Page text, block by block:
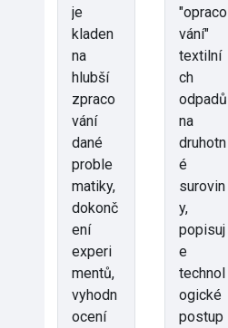
je
kladen
na
hlubší
zpraco
vání
dané
proble
matiky,
dokonč
ení
experi
mentů,
vyhodn
ocení
"opraco
vání"
textilní
ch
odpadů
na
druhotn
é
surovin
y,
popisuj
e
technol
ogické
postup